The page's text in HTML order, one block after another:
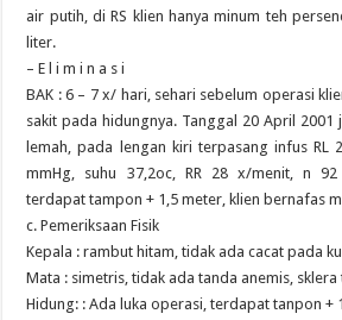
air putih, di RS klien hanya minum teh
liter.
– E l i m i n a s i
BAK : 6 – 7 x/ hari, sehari sebelum operasi
sakit pada hidungnya. Tanggal 20 April 2001
lemah, pada lengan kiri terpasang infus RL
mmHg, suhu 37,2oc, RR 28 x/menit, n
terdapat tampon + 1,5 meter, klien bernafas
c. Pemeriksaan Fisik
Kepala : rambut hitam, tidak ada cacat pada
Mata : simetris, tidak ada tanda anemis,
Hidung: : Ada luka operasi, terdapat tanpon +